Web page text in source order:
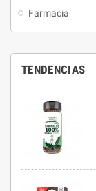
Farmacia
TENDENCIAS